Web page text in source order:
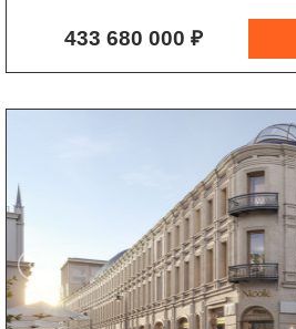
433 680 000 ₽